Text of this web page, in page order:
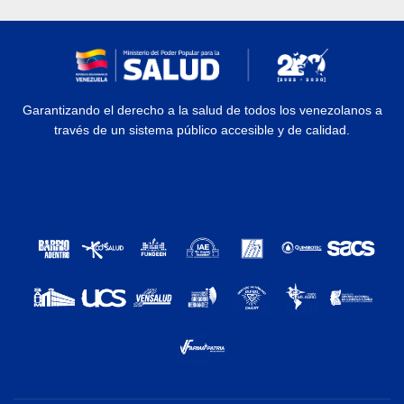
Garantizando el derecho a la salud de todos los venezolanos a
través de un sistema público accesible y de calidad.